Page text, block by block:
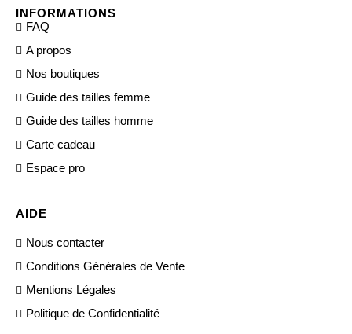
INFORMATIONS
FAQ
A propos
Nos boutiques
Guide des tailles femme
Guide des tailles homme
Carte cadeau
Espace pro
AIDE
Nous contacter
Conditions Générales de Vente
Mentions Légales
Politique de Confidentialité